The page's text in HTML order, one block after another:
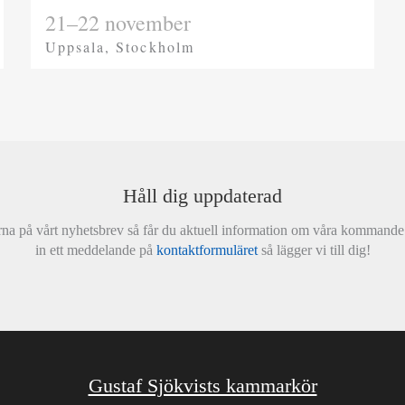
21–22 november
Uppsala, Stockholm
Håll dig uppdaterad
på vårt nyhetsbrev så får du aktuell information om våra
in ett meddelande på kontaktformuläretså lägger vi till dig!
Gustaf Sjökvists kammarkör